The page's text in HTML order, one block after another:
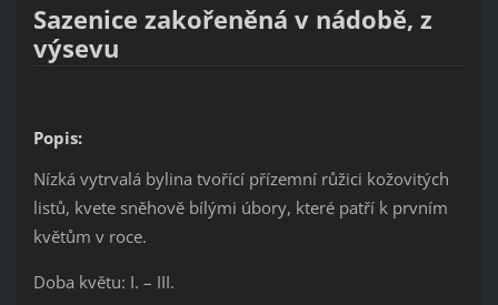
Sazenice zakořeněná v nádobě, z
výsevu
Popis:
Nízká vytrvalá bylina tvořící přízemní růžici kožovitých
listů, kvete sněhově bílými úbory, které patří k prvním
květům v roce.
Doba květu: I. – III.